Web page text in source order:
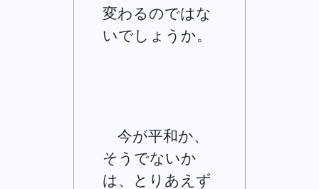
変わるのではな
いでしょうか。
今が平和か、
そうでないか
は、とりあえず